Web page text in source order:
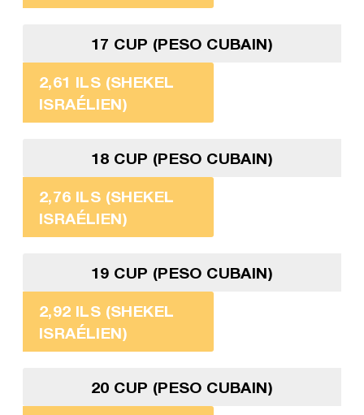
17 CUP (PESO CUBAIN)
2,61 ILS (SHEKEL
ISRAÉLIEN)
18 CUP (PESO CUBAIN)
2,76 ILS (SHEKEL
ISRAÉLIEN)
19 CUP (PESO CUBAIN)
2,92 ILS (SHEKEL
ISRAÉLIEN)
20 CUP (PESO CUBAIN)